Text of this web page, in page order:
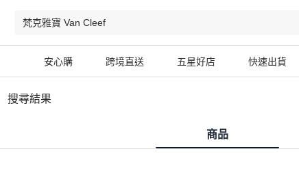
安心購 跨境直送 五星好店 快速出貨
搜尋結果
商品